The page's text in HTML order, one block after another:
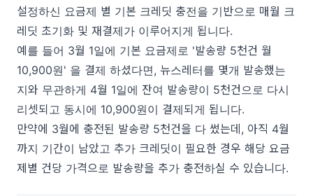
설정하신 요금제 별 기본 크레딧 충전을 기반으로 매월 크
레딧 초기화 및 재결제가 이루어지게 됩니다.
예를 들어 3월 1일에 기본 요금제로 '발송량 5천건 월
10,900원' 을 결제 하셨다면, 뉴스레터를 몇개 발송했는
지와 무관하게 4월 1일에 잔여 발송량이 5천건으로 다시
리셋되고 동시에 10,900원이 결제되게 됩니다.
만약에 3월에 충전된 발송량 5천건을 다 썼는데, 아직 4월
까지 기간이 남았고 추가 크레딧이 필요한 경우 해당 요금
제별 건당 가격으로 발송량을 추가 충전하실 수 있습니다.